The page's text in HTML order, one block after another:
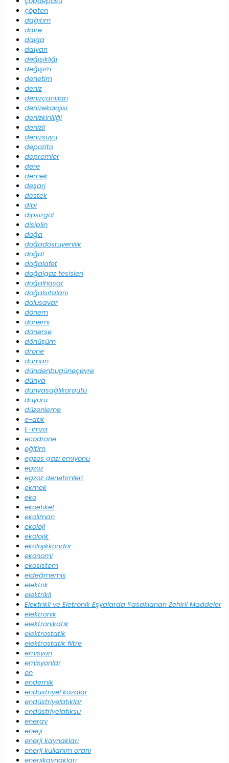
çöpten
dağıtım
daire
dalga
dalyan
değişikliği
değişim
denetim
deniz
denizcanlıları
denizekolojisi
denizkirliliği
denizli
denizsuyu
depozito
depremler
dere
dernek
deşarj
destek
dibi
dipsizgöl
disiplin
doğa
doğadostuyenilik
doğal
doğalafet
doğalgaz tesisleri
doğalhayat
doğalsitalanı
dolusavar
dönem
dönemi
dönerse
dönüşüm
drone
duman
dündenbugüneçevre
dünya
dünyasağlıkörgütü
duyuru
düzenleme
e-atık
E-imza
ecodrone
eğitim
egzos gazı emiyonu
egzoz
egzoz denetimleri
ekmek
eko
ekoetiket
ekoliman
ekoloji
ekolojik
ekolojikkoridor
ekonomi
ekosistem
eldeğmemiş
elektrik
elektrikli
Elektrikli ve Eletronik Eşyalarda Yasaklanan Zehirli Maddeler
elektronik
elektronikatık
elektrostatik
elektrostatik filtre
emisyon
emisyonlar
en
endemik
endüstriyel kazalar
endüstriyelatıklar
endüstriyelatıksu
energy
enerji
enerji kaynakları
enerji kullanım oranı
enerjikaynakları